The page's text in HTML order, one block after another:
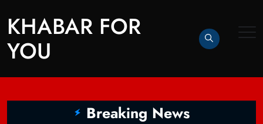
KHABAR FOR
YOU
Breaking News